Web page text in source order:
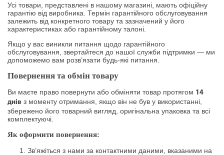
Усі товари, представлені в нашому магазині, мають офіційну
гарантію від виробника. Термін гарантійного обслуговування
залежить від конкретного товару та зазначений у його
характеристиках або гарантійному талоні.
Якщо у вас виникли питання щодо гарантійного
обслуговування, звертайтеся до нашої служби підтримки — ми
допоможемо вам розв’язати будь-які питання.
Повернення та обмін товару
Ви маєте право повернути або обміняти товар протягом 14
днів з моменту отримання, якщо він не був у використанні,
збережено його товарний вигляд, оригінальна упаковка та всі
комплектуючі.
Як оформити повернення:
Зв’яжіться з нами за контактними даними, вказаними на